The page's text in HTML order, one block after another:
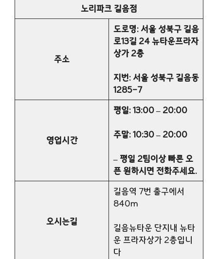
노리파크 길음점
주소
도로명: 서울 성북구 길음
로13길 24 뉴타운프라자
상가 2층
지번: 서울 성북구 길음동
1285-7
영업시간
평일: 13:00 – 20:00
주말: 10:30 – 20:00
– 평일 2팀이상 빠른 오
픈 원하시면 전화주세요.
오시는길
길음역 7번 출구에서
840m
길음뉴타운 단지내 뉴타
운 프라자상가 2층입니
다